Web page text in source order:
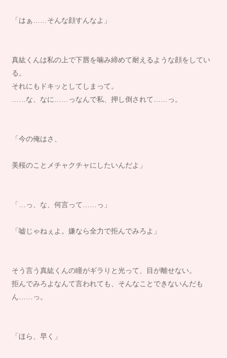
「はぁ……そんな顔すんなよ」
真紘くんは私の上で下唇を噛み締めて耐えるような顔をしてい
る。
それにもドキッとしてしまって。
……な、なに……っなんで私、押し倒されて……っ。
「今の俺はさ、
美桜のことメチャクチャにしたいんだよ」
「…っ、な、何言って……っ」
「嘘じゃねぇよ。嫌なら全力で拒んでみろよ」
そう言う真紘くんの瞳がギラりと光って、目が離せない。
拒んでみろよなんて言われても、そんなことできないんだも
ん……っ。
「ほら、早く」